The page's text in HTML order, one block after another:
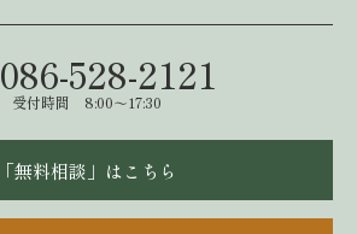
086-528-2121
受付時間 8:00～17:30
「無料相談」はこちら